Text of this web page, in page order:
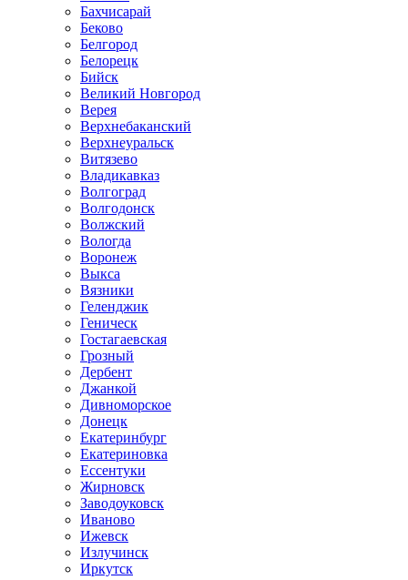
Бахчисарай
Беково
Белгород
Белорецк
Бийск
Великий Новгород
Верея
Верхнебаканский
Верхнеуральск
Витязево
Владикавказ
Волгоград
Волгодонск
Волжский
Вологда
Воронеж
Выкса
Вязники
Геленджик
Геническ
Гостагаевская
Грозный
Дербент
Джанкой
Дивноморское
Донецк
Екатеринбург
Екатериновка
Ессентуки
Жирновск
Заводоуковск
Иваново
Ижевск
Излучинск
Иркутск